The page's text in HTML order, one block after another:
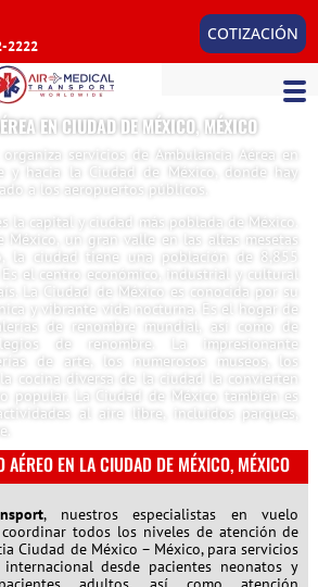
2222
COTIZACIÓN
EN CIUDAD DE MÉXICO, MÉXICO
servicios de Ambulancia Aérea en
y hacia la Ciudad de México, donde hay
a los aeropuertos públicos.
la capital y ciudad más poblada de México.
México, un gran valle en las altas mesetas
la ciudad tiene una población de 8,855
el centro económico, industrial y cultural
La Ciudad de México es conocida por su
y vibrante vida nocturna. Es el hogar de
de renombre mundial, así como de
de renombre. La impresionante
de arte, los numerosos museos, los
cocina diversa de la ciudad la convierten
popular. La Ciudad de México también es
al aire libre, incluidos parques,
AÉREO EN LA CIUDAD DE MÉXICO, MÉXICO
, nuestros especialistas en vuelo
todos los niveles de atención de
Ciudad de México – México, para servicios
desde pacientes neonatos y